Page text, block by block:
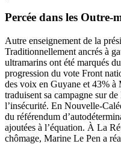
Percée dans les Outre-
Autre enseignement de la
Traditionnellement ancrés à
ultramarins ont été marqués
progression du vote Front
des voix en Guyane et 43% à
traduisent sa campagne surde
l’insécurité. En Nouvelle-
du référendum
ajoutées à l’équation. À La
chômage, Marine Le Pen a